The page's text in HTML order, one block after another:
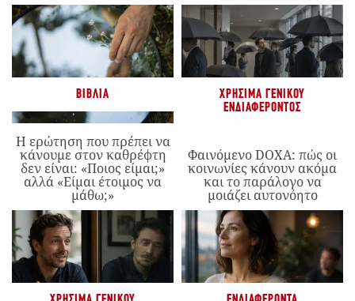
ΒΙΒΛΊΑ
Η ερώτηση που πρέπει να
κάνουμε στον καθρέφτη
δεν είναι: «Ποιος είμαι;»
αλλά «Είμαι έτοιμος να
μάθω;»
ΧΡΉΣΙΜΑ ΓΕΝΙΚΟΎ
ΕΝΔΙΑΦΈΡΟΝΤΟΣ
Φαινόμενο DOXA: πώς οι
κοινωνίες κάνουν ακόμα
και το παράλογο να
μοιάζει αυτονόητο